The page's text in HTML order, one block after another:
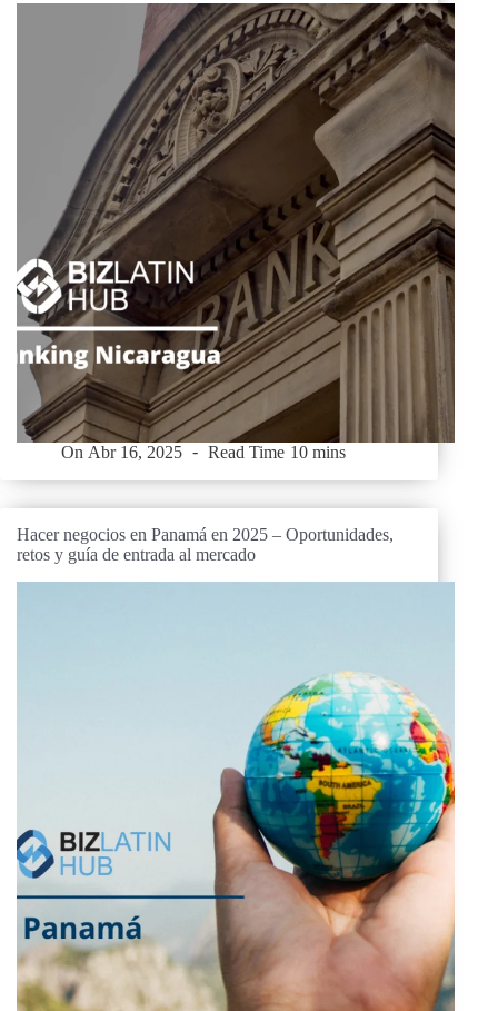
On Abr 16, 2025 Read Time 10 mins
Hacer negocios en Panamá en 2025 – Oportunidades,
retos y guía de entrada al mercado